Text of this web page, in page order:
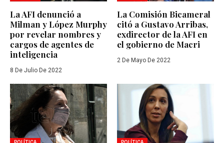
La AFI denunció a
Milman y López Murphy
por revelar nombres y
cargos de agentes de
inteligencia
8 De Julio De 2022
La Comisión Bicameral
citó a Gustavo Arribas,
exdirector de la AFI en
el gobierno de Macri
2 De Mayo De 2022